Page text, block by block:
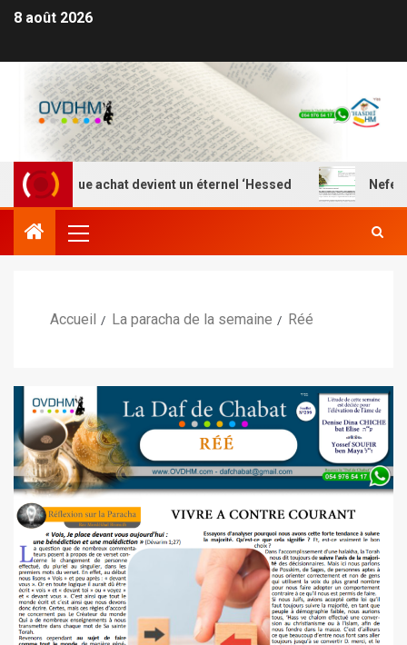
8 août 2026
chaque achat devient un éternel ‘Hessed Nefesh
Accueil La paracha de la semaine Réé